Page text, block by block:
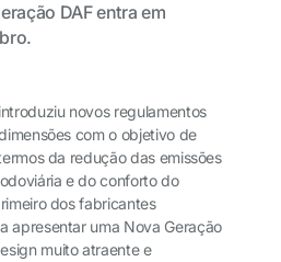
DAF entra em
novos regulamentos
com o objetivo de
da redução das emissões
e do conforto do
dos fabricantes
apresentar uma Nova Geração
muito atraente e